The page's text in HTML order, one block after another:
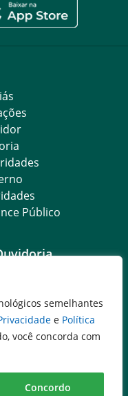
semelhantes
e Política
você concorda com
Concordo
Público
ao Cidadão
ao Cidadão